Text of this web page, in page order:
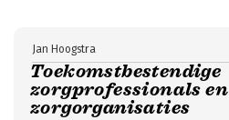
Toekomstbestendige
zorgprofessionals en
zorgorganisaties
Jan Hoogstra